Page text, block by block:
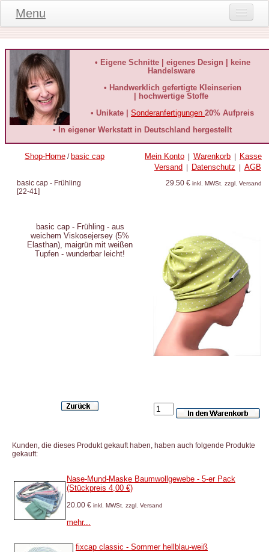
Menu
Produktinformationen
Kundeninformationen
häufige Fragen
Kontakt
Datenschutz
• Eigene Schnitte | eigenes Design | keine
Handelsware
• Handwerklich gefertigte Kleinserien
| hochwertige Stoffe
• Unikate | Sonderanfertigungen 20% Aufpreis
• In eigener Werkstatt in Deutschland hergestellt
Shop-Home / basic cap Mein Konto Warenkorb
Kasse
Versand
Datenschutz AGB
basic cap - Frühling
[22-41]
29.50 € inkl. MWSt. zzgl. Versand
basic cap - Frühling - aus
weichem Viskosejersey (5%
Elasthan), maigrün mit weißen
Tupfen - wunderbar leicht!
Kunden, die dieses Produkt gekauft haben, haben auch folgende Produkte
gekauft:
Nase-Mund-Maske Baumwollgewebe - 5-er Pack
(Stückpreis 4,00 €)
20.00 € inkl. MWSt. zzgl. Versand
mehr...
fixcap classic - Sommer hellblau-weiß